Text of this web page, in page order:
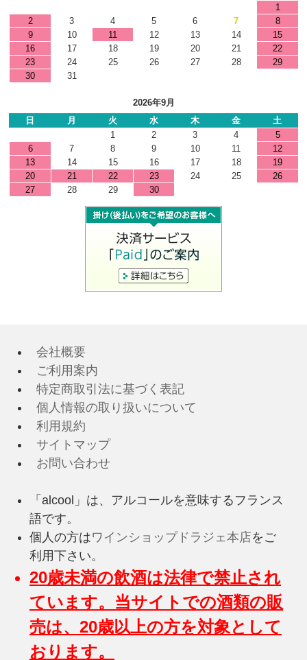
1
2
3 4 5 6 7
8
9
10 11 12 13 14
15
16
17 18 19 20 21
22
23
24 25 26 27 28
29
30
31
2026年9月
日
月 火 水 木 金
土
1
2 3 4
5
6
7 8 9 10 11
12
13
14 15 16 17 18
19
20
21 22 23 24 25
26
27
28 29 30
会社概要
ご利用案内
特定商取引法に基づく表記
個人情報の取り扱いについて
利用規約
サイトマップ
お問い合わせ
「alcool」は、アルコールを意味するフランス
語です。
個人の方はワインショップドラジェ本店をご
利用下さい。
20歳未満の飲酒は法律で禁止され
ています。当サイトでの酒類の販
売は、20歳以上の方を対象として
おります。